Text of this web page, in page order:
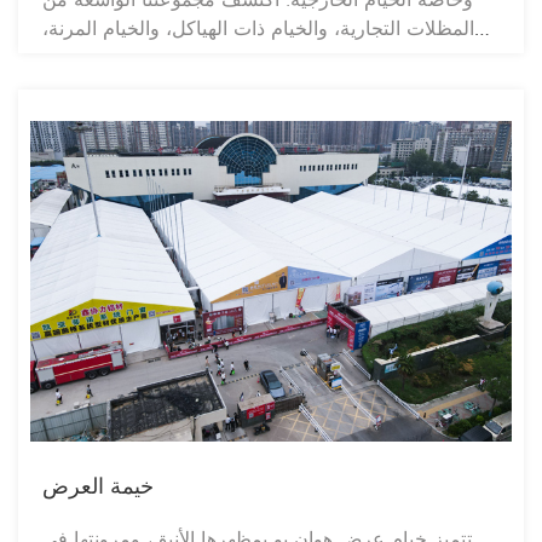
المظلات التجارية، والخيام ذات الهياكل، والخيام المرنة،
واجتماعات الشركات، والمعارض، فهي توفر مأوىً موثوقًا
وتصميمًا أنيقًا. نوفر أحجامًا وأقمشةً وإكسسوارات قابلة
للتخصيص لتناسب احتياجاتك الخاصة. تضمن "هاي تينت"
جودةً عاليةً في التصنيع، وأسعارًا تنافسية، ودعمًا فنيًا
احترافيًا لفعاليتك القادمة. استكشف مجموعتنا لتجد الحل
الأمثل لخيمة فعالياتك الخارجية، مما يضمن لك فعالية
خيمة العرض